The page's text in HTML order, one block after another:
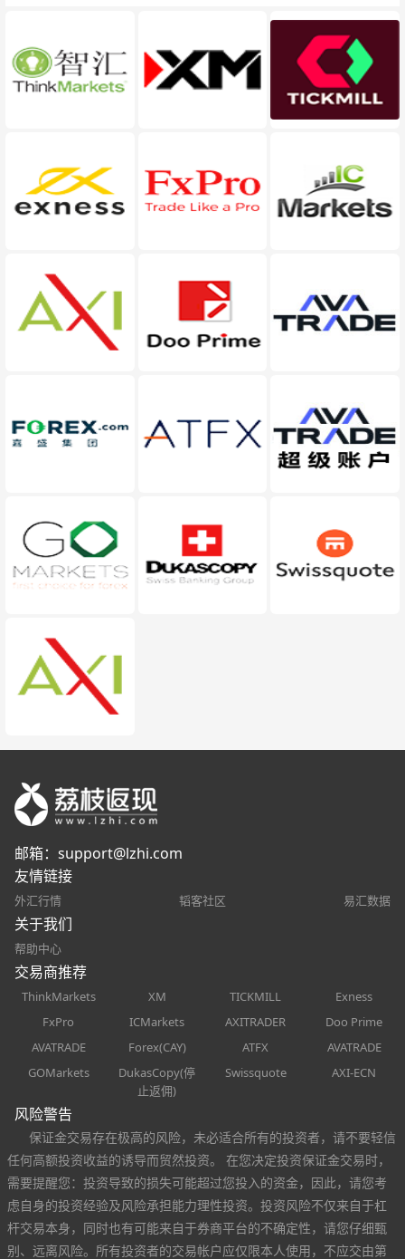
邮箱： support@lzhi.com
友情链接
外汇行情 韬客社区 易汇数据
关于我们
帮助中心
交易商推荐
ThinkMarkets XM TICKMILL
Exness
FxPro
ICMarkets AXITRADER
Doo Prime
AVATRADE
Forex(CAY) ATFX
AVATRADE
GOMarkets
DukasCopy(停
止返佣)
Swissquote AXI-ECN
风险警告
保证金交易存在极高的风险，未必适合所有的投资者，请不要轻信
任何高额投资收益的诱导而贸然投资。 在您决定投资保证金交易时，
需要提醒您：投资导致的损失可能超过您投入的资金，因此，请您考
虑自身的投资经验及风险承担能力理性投资。投资风险不仅来自于杠
杆交易本身，同时也有可能来自于券商平台的不确定性，请您仔细甄
别、远离风险。所有投资者的交易帐户应仅限本人使用，不应交由第